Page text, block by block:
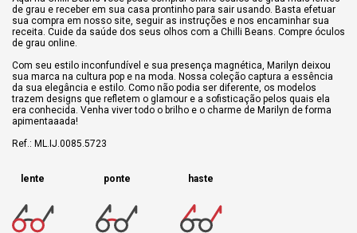
de grau e receber em sua casa prontinho para sair usando. Basta efetuar
sua compra em nosso site, seguir as instruções e nos encaminhar sua
receita. Cuide da saúde dos seus olhos com a Chilli Beans. Compre óculos
de grau online.
Com seu estilo inconfundível e sua presença magnética, Marilyn deixou
sua marca na cultura pop e na moda. Nossa coleção captura a essência
da sua elegância e estilo. Como não podia ser diferente, os modelos
trazem designs que refletem o glamour e a sofisticação pelos quais ela
era conhecida. Venha viver todo o brilho e o charme de Marilyn de forma
apimentaaada!
Ref.: ML.IJ.0085.5723
lente ponte haste